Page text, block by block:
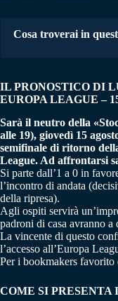
Cosa troverai in
IL PRONOSTICO DI
EUROPA LEAGUE –
Sarà il neutro della
alle 19), giovedì 15
semifinale di ritorno
League. Ad affrontarsi
Si parte dall’1 a 0 in
l’incontro di andata
della ripresa).
Agli ospiti servirà
padroni di casa avranno a
La vincente di questo
l’accesso all’Europa
Per i bookmakers favorito
COME SI PRESENTA